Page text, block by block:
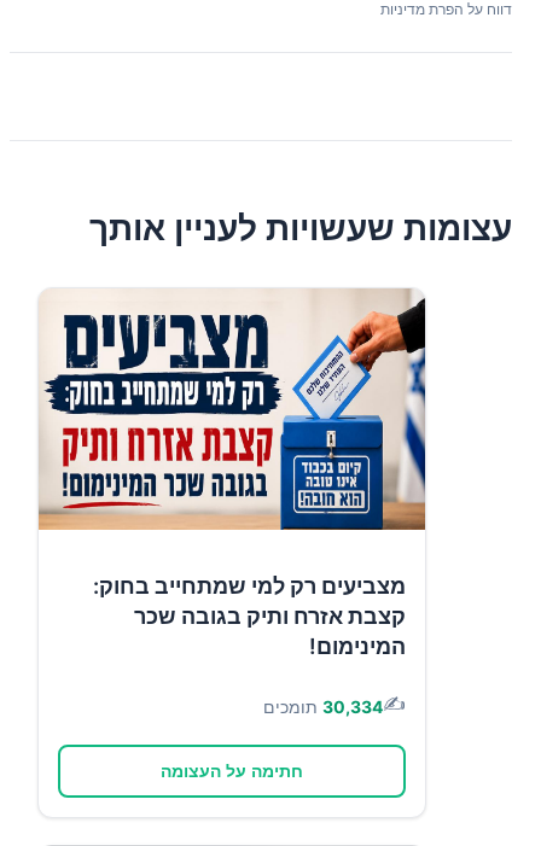
דווח על הפרת מדיניות
עצומות שעשויות לעניין אותך
מצביעים רק למי שמתחייב בחוק:
קצבת אזרח ותיק בגובה שכר
המינימום!
✍️
30,334 תומכים
חתימה על העצומה